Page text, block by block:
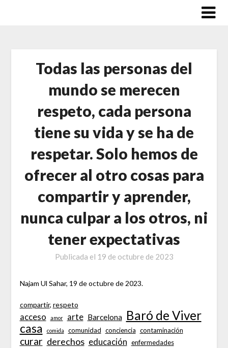
Todas las personas del
mundo se merecen
respeto, cada persona
tiene su vida y se ha de
respetar. Solo hemos de
ofrecer al otro cosas para
compartir y aprender,
nunca culpar a los otros, ni
tener expectativas
Publicada el 19 de octubre de 2023
Najam Ul Sahar, 19 de octubre de 2023.
compartir, respeto
acceso amor arte Barcelona Baró de Viver
casa comida comunidad conciencia contaminación
curar derechos educación enfermedades